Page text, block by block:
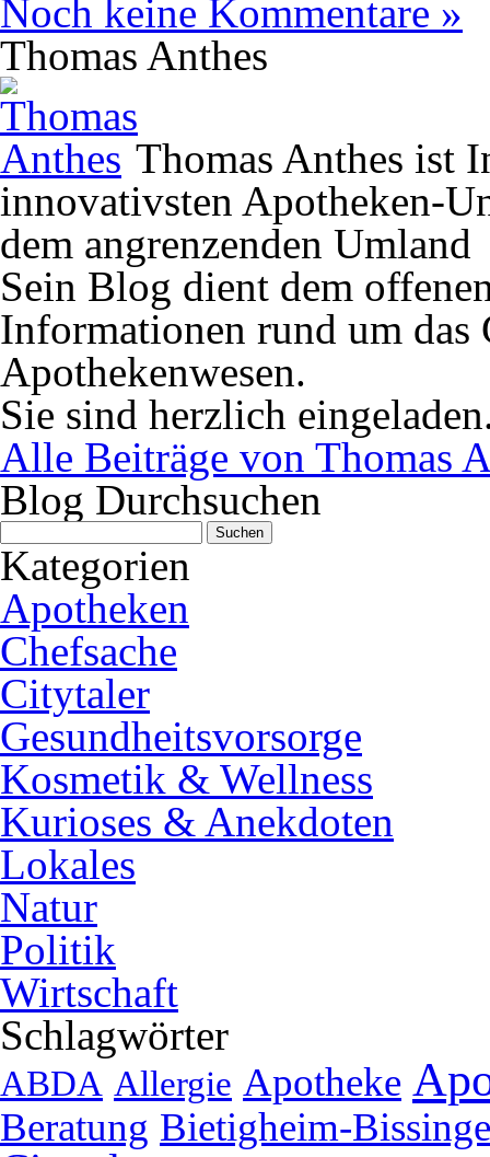
Noch keine Kommentare »
Thomas Anthes
Thomas Anthes ist
innovativsten Apotheken-
dem angrenzenden Umland
Sein Blog dient dem
Informationen rund um das
Apothekenwesen.
Sie sind herzlich
Alle Beiträge von Thomas
Blog Durchsuchen
Suchen
nach:
Kategorien
Apotheken
Chefsache
Citytaler
Gesundheitsvorsorge
Kosmetik & Wellness
Kurioses & Anekdoten
Lokales
Natur
Politik
Wirtschaft
Schlagwörter
ABDA Allergie Apotheke
Beratung Bietigheim-